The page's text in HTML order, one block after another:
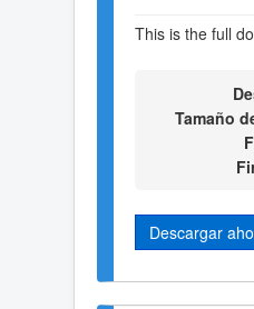
This is the full
Tamaño
Descargar